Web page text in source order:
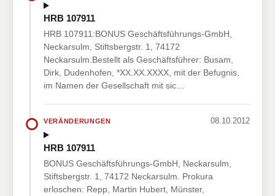
HRB 107911
HRB 107911:BONUS Geschäftsführungs-GmbH,
Neckarsulm, Stiftsbergstr. 1, 74172
Neckarsulm.Bestellt als Geschäftsführer: Busam,
Dirk, Dudenhofen, *XX.XX.XXXX, mit der Befugnis,
im Namen der Gesellschaft mit sic…
VERÄNDERUNGEN 08.10.2012
HRB 107911
BONUS Geschäftsführungs-GmbH, Neckarsulm,
Stiftsbergstr. 1, 74172 Neckarsulm. Prokura
erloschen: Repp, Martin Hubert, Münster,